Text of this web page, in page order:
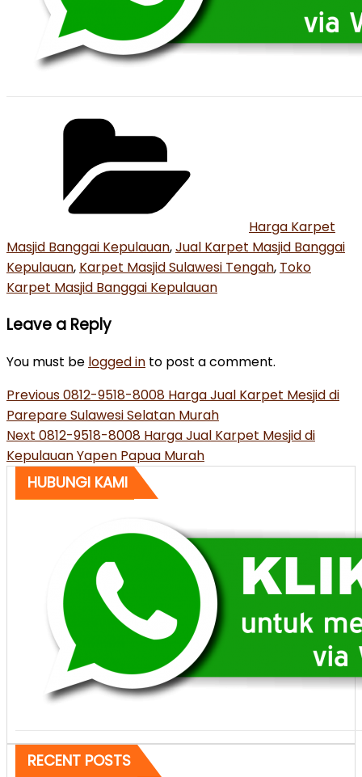
Harga Karpet
Masjid Banggai Kepulauan,Jual Karpet Masjid Banggai
Kepulauan, Karpet Masjid Sulawesi Tengah, Toko
Karpet Masjid Banggai Kepulauan
Leave a Reply
You must be logged in to post a comment.
Post
navigation
Previous
Post
Previous0812-9518-8008 Harga Jual Karpet Mesjid di
Parepare Sulawesi Selatan Murah
Next
Post
Next 0812-9518-8008 Harga Jual Karpet Mesjid di
Kepulauan Yapen Papua Murah
HUBUNGI KAMI
RECENT POSTS